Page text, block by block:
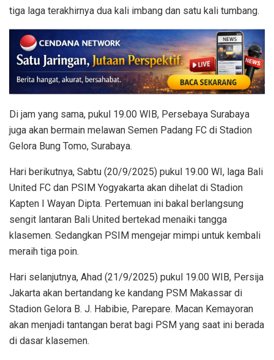
tiga laga terakhirnya dua kali imbang dan satu kali tumbang.
Di jam yang sama, pukul 19.00 WIB, Persebaya Surabaya
juga akan bermain melawan Semen Padang FC di Stadion
Gelora Bung Tomo, Surabaya.
Hari berikutnya, Sabtu (20/9/2025) pukul 19.00 WI, laga Bali
United FC dan PSIM Yogyakarta akan dihelat di Stadion
Kapten I Wayan Dipta. Pertemuan ini bakal berlangsung
sengit lantaran Bali United bertekad menaiki tangga
klasemen. Sedangkan PSIM mengejar mimpi untuk kembali
meraih tiga poin.
Hari selanjutnya, Ahad (21/9/2025) pukul 19.00 WIB, Persija
Jakarta akan bertandang ke kandang PSM Makassar di
Stadion Gelora B. J. Habibie, Parepare. Macan Kemayoran
akan menjadi tantangan berat bagi PSM yang saat ini berada
di dasar klasemen.